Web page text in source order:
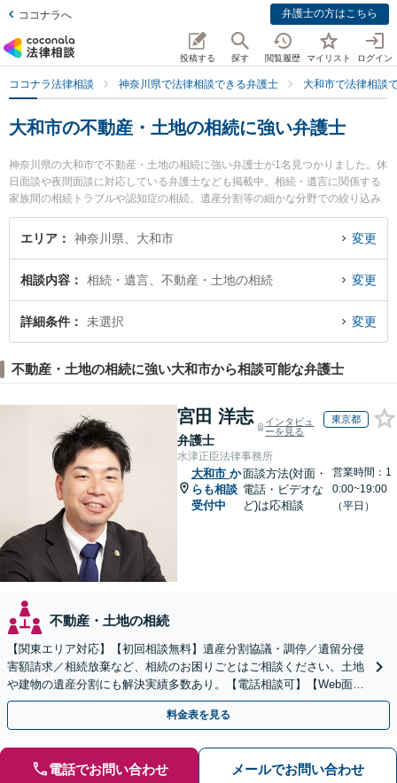
ココナラへ 弁護士の方はこちら
投稿する 探す 閲覧履歴 マイリスト ログイン
ココナラ法律相談 神奈川県で法律相談できる弁護士 大和市で法律相談
大和市の不動産・土地の相続に強い弁護士
神奈川県の大和市で不動産・土地の相続に強い弁護士が1名見つかりました。休
日面談や夜間面談に対応している弁護士なども掲載中。相続・遺言に関係する
家族間の相続トラブルや認知症の相続、遺産分割等の細かな分野での絞り込み
検索もでき便利です。特に弁護士法人アルカディアの戸田 彰弁護士のプロフィ
ール情報や弁護士費用、強みなどが注目されています。『大和市で土日や夜間
い』『初回相談無料で不動産・土地の相続を法律相談できる大和市内の弁護士
に相談予約したい』などでお困りの相談者さんにおすすめです。
エリア 神奈川県、大和市 変更
相談内容 相続・遺言、不動産・土地の相続 変更
詳細条件 未選択 変更
不動産・土地の相続に強い大和市から相談可能な弁護士
宮田 洋志
弁護士
インタビュ
ーを見る
東京都
水津正臣法律事務所
大和市 か
らも相談
受付中
面談方法(対面・
電話・ビデオな
ど)は応相談
営業時間：1
0:00~19:00
（平日）
不動産・土地の相続
【関東エリア対応】【初回相談無料】遺産分割協議・調停／遺留分侵
害額請求／相続放棄など、相続のお困りごとはご相談ください。土地
や建物の遺産分割にも解決実績多数あり。【電話相談可】【Web面談
可】遺言書作成や財産の整理など生前対策もサポート
料金表を見る
電話でお問い合わせ メールでお問い合わせ